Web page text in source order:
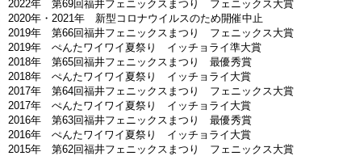
2022年 第69回福井フェニックスまつり フェニックス大賞
2020年・2021年 新型コロナウイルスのため開催中止
2019年 第66回福井フェニックスまつり フェニックス大賞
2019年 ぺんたワイワイ夏祭り イッチョライ準大賞
2018年 第65回福井フェニックスまつり 最優秀賞
2018年 ぺんたワイワイ夏祭り イッチョライ大賞
2017年 第64回福井フェニックスまつり フェニックス大賞
2017年 ぺんたワイワイ夏祭り イッチョライ大賞
2016年 第63回福井フェニックスまつり 最優秀賞
2016年 ぺんたワイワイ夏祭り イッチョライ大賞
2015年 第62回福井フェニックスまつり フェニックス大賞